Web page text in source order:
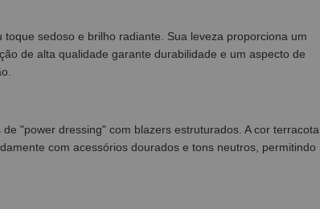
sedoso e brilho radiante. Sua leveza proporciona um
de alta qualidade garante durabilidade e um aspecto de
"power dressing" com blazers estruturados. A cor terracota
com acessórios dourados e tons neutros, permitindo